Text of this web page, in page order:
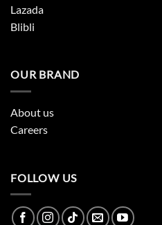
Lazada
Blibli
OUR BRAND
About us
Careers
FOLLOW US